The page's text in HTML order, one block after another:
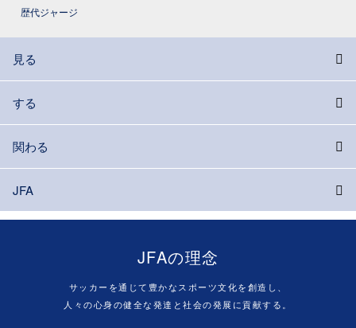
歴代ジャージ
見る
する
関わる
JFA
JFAの理念
サッカーを通じて豊かなスポーツ文化を創造し、
人々の心身の健全な発達と社会の発展に貢献する。